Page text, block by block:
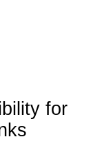
for